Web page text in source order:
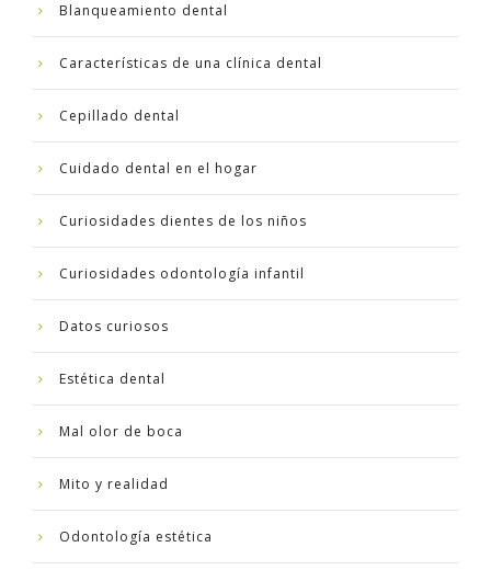
Blanqueamiento dental
Características de una clínica dental
Cepillado dental
Cuidado dental en el hogar
Curiosidades dientes de los niños
Curiosidades odontología infantil
Datos curiosos
Estética dental
Mal olor de boca
Mito y realidad
Odontología estética